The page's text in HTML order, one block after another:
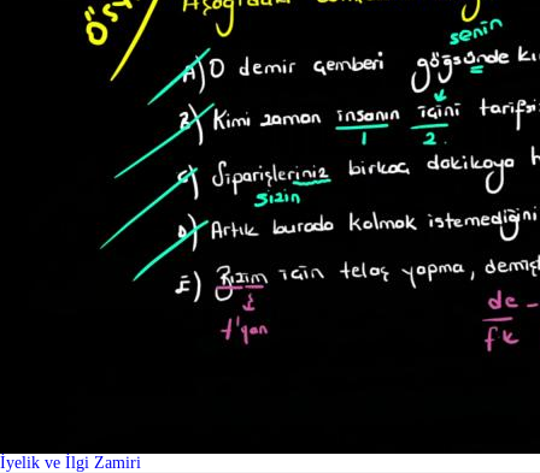
İyelik ve İlgi Zamiri